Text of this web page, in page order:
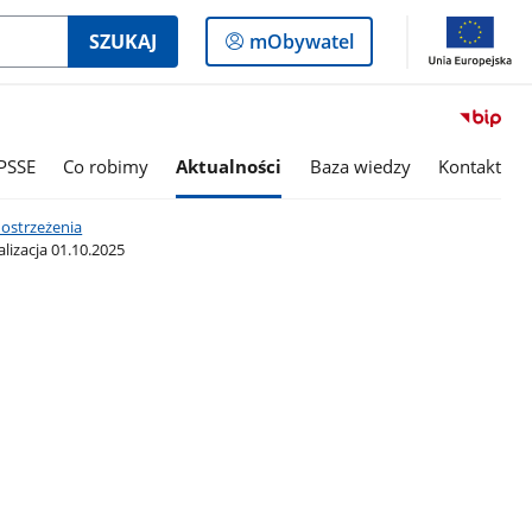
SZUKAJ
Logowanie
do
mObywatel
Co robimy Aktualności Baza wiedzy Kontakt
01.10.2025